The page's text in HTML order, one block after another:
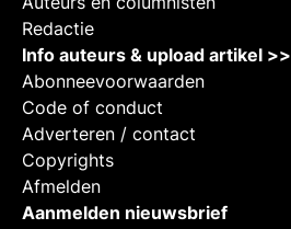
Redactie
Info auteurs & upload artikel >>
Abonneevoorwaarden
Code of conduct
Adverteren / contact
Copyrights
Afmelden
Aanmelden nieuwsbrief